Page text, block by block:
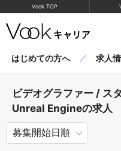
Vook TOP
はじめての方へ 求人
ビデオグラファー / ス
Unreal Engineの求人